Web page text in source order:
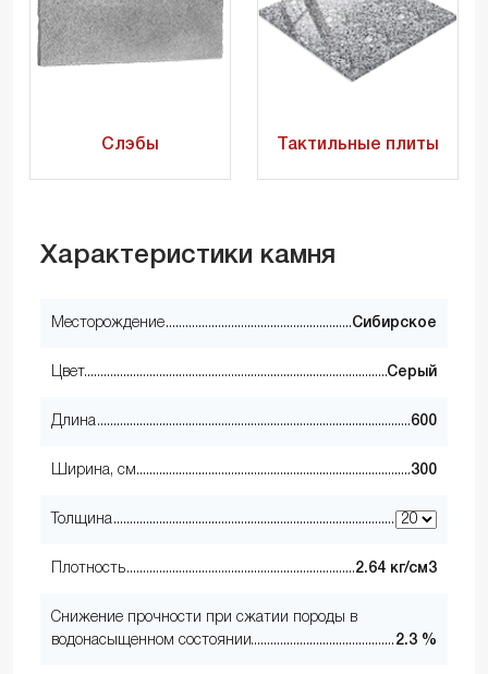
Слэбы Тактильные плиты
Характеристики камня
Месторождение Сибирское
Цвет Серый
Длина 600
Ширина, см 300
Толщина
Плотность 2.64 кг/см3
Снижение прочности при сжатии породы в
водонасыщенном состоянии
2.3 %